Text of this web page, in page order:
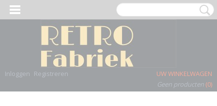
Inloggen Registreren
UW WINKELWAGEN
Geen producten (0)